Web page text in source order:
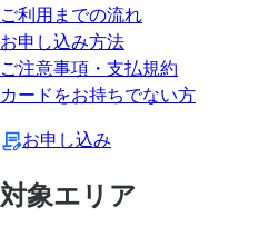
ご利用までの流れ
お申し込み方法
ご注意事項・支払規約
カードをお持ちでない方
お申し込み
対象エリア